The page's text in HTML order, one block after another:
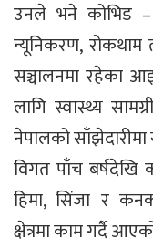
उनले भने कोभिड –
न्यूनिकरण, रोकथाम
सञ्चालनमा रहेका
लागि स्वास्थ्य
नेपालको
विगत पाँच बर्षदेखि
हिमा, सिंजा र
क्षेत्रमा काम गर्दै